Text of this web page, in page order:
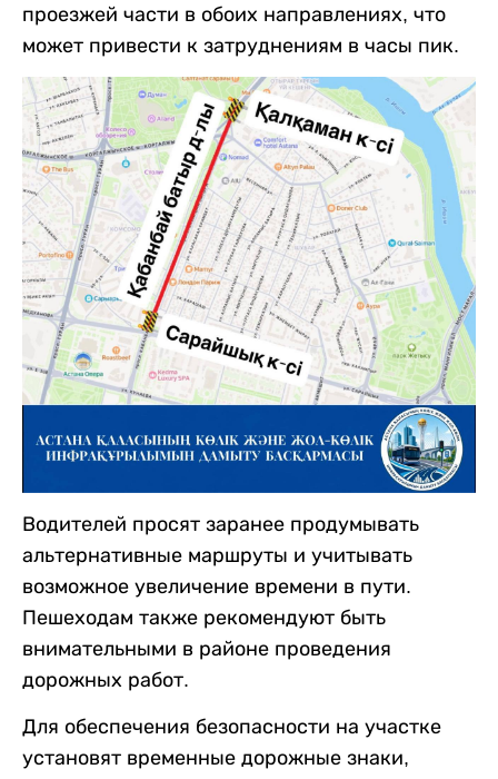
проезжей части в обоих направлениях, что
может привести к затруднениям в часы пик.
Водителей просят заранее продумывать
альтернативные маршруты и учитывать
возможное увеличение времени в пути.
Пешеходам также рекомендуют быть
внимательными в районе проведения
дорожных работ.
Для обеспечения безопасности на участке
установят временные дорожные знаки,